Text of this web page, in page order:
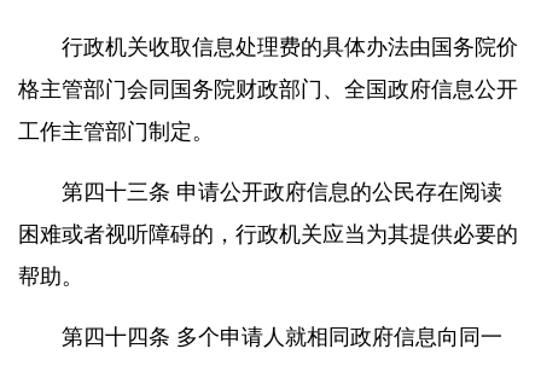
行政机关收取信息处理费的具体办法由国务院价
格主管部门会同国务院财政部门、全国政府信息公开
工作主管部门制定。
第四十三条 申请公开政府信息的公民存在阅读
困难或者视听障碍的，行政机关应当为其提供必要的
帮助。
第四十四条 多个申请人就相同政府信息向同一